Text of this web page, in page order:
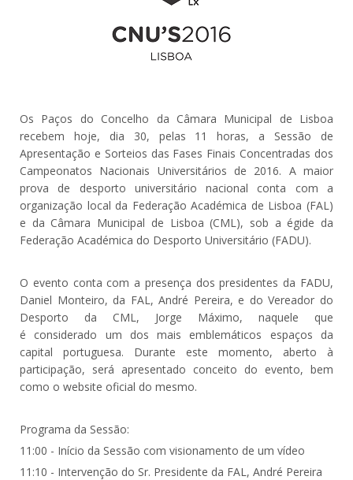
Os Paços do Concelho da Câmara Municipal de Lisboa
recebem hoje, dia 30, pelas 11 horas, a Sessão de
Apresentação e Sorteios das Fases Finais Concentradas dos
Campeonatos Nacionais Universitários de 2016. A maior
prova de desporto universitário nacional conta com a
organização local da Federação Académica de Lisboa (FAL)
e da Câmara Municipal de Lisboa (CML), sob a égide da
Federação Académica do Desporto Universitário (FADU).
O evento conta com a presença dos presidentes da FADU,
Daniel Monteiro, da FAL, André Pereira, e do Vereador do
Desporto da CML, Jorge Máximo, naquele que
é considerado um dos mais emblemáticos espaços da
capital portuguesa. Durante este momento, aberto à
participação, será apresentado conceito do evento, bem
como o website oficial do mesmo.
Programa da Sessão:
11:00 - Início da Sessão com visionamento de um vídeo
11:10 - Intervenção do Sr. Presidente da FAL, André Pereira